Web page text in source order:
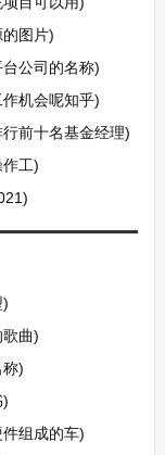
图片)
公司的名称)
机会呢知乎)
前十名基金经理)
工)
)
曲)
)
)
组成的车)